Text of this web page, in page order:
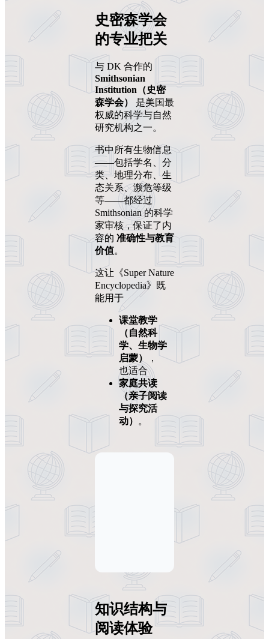
史密森学会
的专业把关
与 DK 合作的
Smithsonian
Institution（史密
森学会）
是美国最
权威的科学与自然
研究机构之一。
书中所有生物信息
——包括学名、分
类、地理分布、生
态关系、濒危等级
等——都经过
Smithsonian 的科学
家审核，保证了内
容的 准确性与教育
价值。
这让《Super Nature
Encyclopedia》既
能用于
课堂教学
（自然科
学、生物学
启蒙）
，
也适合
家庭共读
（亲子阅读
与探究活
动）
。
知识结构与
阅读体验